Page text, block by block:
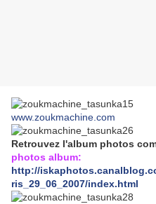
www.zoukmachine.com
Retrouvez l'album photos
photos album:
http://
ris_29_06_2007/index.html